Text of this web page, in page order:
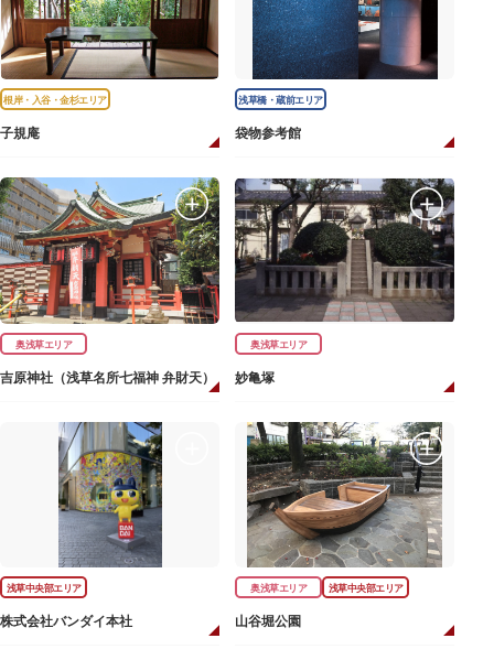
根岸・入谷・金杉エリア
子規庵
浅草橋・蔵前エリア
袋物参考館
奥浅草エリア
吉原神社（浅草名所七福神 弁財天）
奥浅草エリア
妙亀塚
浅草中央部エリア
株式会社バンダイ本社
奥浅草エリア 浅草中央部エリア
山谷堀公園